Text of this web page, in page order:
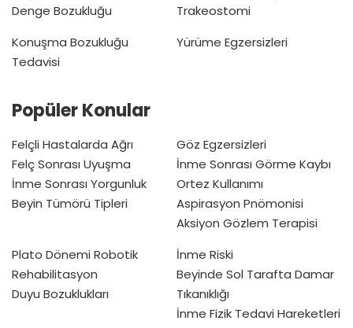
Denge Bozukluğu
Trakeostomi
Konuşma Bozukluğu
Tedavisi
Yürüme Egzersizleri
Popüler Konular
Felçli Hastalarda Ağrı
Felç Sonrası Uyuşma
İnme Sonrası Yorgunluk
Beyin Tümörü Tipleri
Göz Egzersizleri
İnme Sonrası Görme Kaybı
Ortez Kullanımı
Aspirasyon Pnömonisi
Aksiyon Gözlem Terapisi
Plato Dönemi Robotik
Rehabilitasyon
Duyu Bozuklukları
İnme Riski
Beyinde Sol Tarafta Damar
Tıkanıklığı
İnme Fizik Tedavi Hareketleri